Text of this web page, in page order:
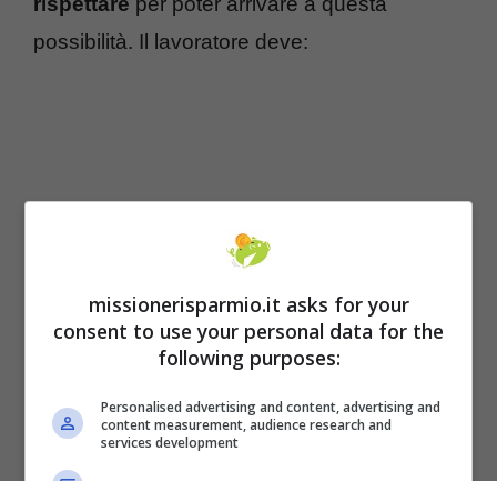
possibilità. Il lavoratore deve:
aver versato almento 35 anni di
contributi;
missionerisparmio.it asks for your
consent to use your personal data for the
following purposes:
Personalised advertising and content, advertising and
content measurement, audience research and
services development